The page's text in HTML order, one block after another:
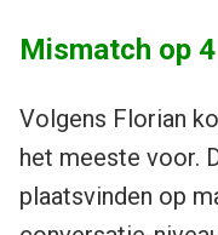
Mismatch op
Volgens Florian
het meeste voor.
plaatsvinden op